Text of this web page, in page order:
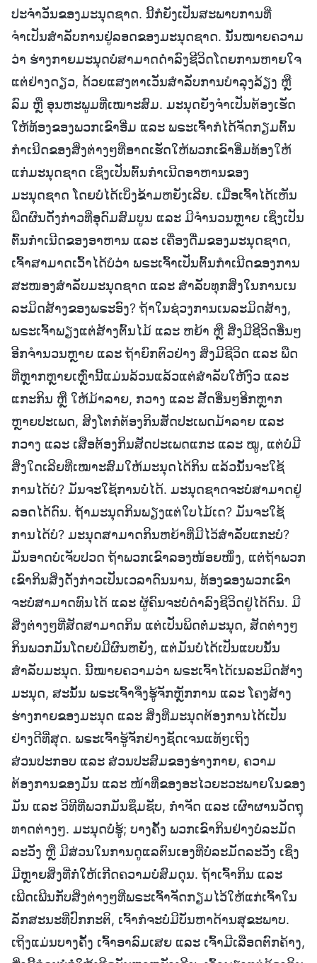
ປະຈຳວັນຂອງມະນຸດຊາດ. ນີ້ກໍຍັງເປັນສະພາບການທີ່
ຈຳເປັນສຳລັບການຢູ່ລອດຂອງມະນຸດຊາດ. ນັ້ນໝາຍຄວາມ
ວ່າ ຮ່າງກາຍມະນຸດບໍ່ສາມາດດຳລົງຊີວິດໂດຍການຫາຍໃຈ
ແຕ່ຢ່າງດຽວ, ດ້ວຍແສງຕາເວັນສຳລັບການບໍາລຸງລ້ຽງ ຫຼື
ລົມ ຫຼື ອຸນຫະພູມທີ່ເໝາະສົມ. ມະນຸດຍັງຈຳເປັນຕ້ອງເຮັດ
ໃຫ້ທ້ອງຂອງພວກເຂົາອີ່ມ ແລະ ພຣະເຈົ້າກໍໄດ້ຈັດກຽມຕົ້ນ
ກຳເນີດຂອງສິ່ງຕ່າງໆທີ່ອາດເຮັດໃຫ້ພວກເຂົາອີ່ມທ້ອງໃຫ້
ແກ່ມະນຸດຊາດ ເຊິ່ງເປັນຕົ້ນກຳເນີດອາຫານຂອງ
ມະນຸດຊາດ ໂດຍບໍ່ໄດ້ເບິ່ງຂ້າມຫຍັງເລີຍ. ເມື່ອເຈົ້າໄດ້ເຫັນ
ພືດຜົນດັງກ່າວທີ່ອຸດົມສົມບູນ ແລະ ມີຈໍານວນຫຼາຍ ເຊິ່ງເປັນ
ຕົ້ນກຳເນີດຂອງອາຫານ ແລະ ເຄື່ອງດື່ມຂອງມະນຸດຊາດ,
ເຈົ້າສາມາດເວົ້າໄດ້ບໍວ່າ ພຣະເຈົ້າເປັນຕົ້ນກຳເນີດຂອງການ
ສະໜອງສຳລັບມະນຸດຊາດ ແລະ ສຳລັບທຸກສິ່ງໃນການເນ
ລະມິດສ້າງຂອງພຣະອົງ? ຖ້າໃນຊ່ວງການເນລະມິດສ້າງ,
ພຣະເຈົ້າພຽງແຕ່ສ້າງຕົ້ນໄມ້ ແລະ ຫຍ້າ ຫຼື ສິ່ງມີຊີວິດອື່ນໆ
ອີກຈຳນວນຫຼາຍ ແລະ ຖ້າຍົກຕົວຢ່າງ ສິ່ງມີຊີວິດ ແລະ ພືດ
ທີ່ຫຼາກຫຼາຍເຫຼົ່ານີ້ແມ່ນລ້ວນແລ້ວແຕ່ສຳລັບໃຫ້ງົວ ແລະ
ແກະກິນ ຫຼື ໃຫ້ມ້າລາຍ, ກວາງ ແລະ ສັດອື່ນໆອີກຫຼາກ
ຫຼາຍປະເພດ, ສິງໂຕກໍຕ້ອງກິນສັດປະເພດມ້າລາຍ ແລະ
ກວາງ ແລະ ເສືອຕ້ອງກິນສັດປະເພດແກະ ແລະ ໝູ, ແຕ່ບໍ່ມີ
ສິ່ງໃດເລີຍທີ່ເໝາະສົມໃຫ້ມະນຸດໄດ້ກິນ ແລ້ວນັ້ນຈະໃຊ້
ການໄດ້ບໍ? ມັນຈະໃຊ້ການບໍ່ໄດ້. ມະນຸດຊາດຈະບໍ່ສາມາດຢູ່
ລອດໄດ້ດົນ. ຖ້າມະນຸດກິນພຽງແຕ່ໃບໄມ້ເດ? ມັນຈະໃຊ້
ການໄດ້ບໍ? ມະນຸດສາມາດກິນຫຍ້າທີ່ມີໄວ້ສຳລັບແກະບໍ?
ມັນອາດບໍ່ເຈັບປວດ ຖ້າພວກເຂົາລອງໜ້ອຍໜຶ່ງ, ແຕ່ຖ້າພວກ
ເຂົາກິນສິ່ງດັ່ງກ່າວເປັນເວລາດົນນານ, ທ້ອງຂອງພວກເຂົາ
ຈະບໍ່ສາມາດທົນໄດ້ ແລະ ຜູ້ຄົນຈະບໍ່ດຳລົງຊີວິດຢູ່ໄດ້ດົນ. ມີ
ສິ່ງຕ່າງໆທີ່ສັດສາມາດກິນ ແຕ່ເປັນພິດຕໍ່ມະນຸດ, ສັດຕ່າງໆ
ກິນພວກມັນໂດຍບໍ່ມີຜົນຫຍັງ, ແຕ່ມັນບໍ່ໄດ້ເປັນແບບນັ້ນ
ສຳລັບມະນຸດ. ນີ້ໝາຍຄວາມວ່າ ພຣະເຈົ້າໄດ້ເນລະມິດສ້າງ
ມະນຸດ, ສະນັ້ນ ພຣະເຈົ້າຈຶ່ງຮູ້ຈັກຫຼັກການ ແລະ ໂຄງສ້າງ
ຮ່າງກາຍຂອງມະນຸດ ແລະ ສິ່ງທີ່ມະນຸດຕ້ອງການໄດ້ເປັນ
ຢ່າງດີທີ່ສຸດ. ພຣະເຈົ້າຮູ້ຈັກຢ່າງຊັດເຈນແທ້ໆເຖິງ
ສ່ວນປະກອບ ແລະ ສ່ວນປະສົມຂອງຮ່າງກາຍ, ຄວາມ
ຕ້ອງການຂອງມັນ ແລະ ໜ້າທີ່ຂອງອະໄວຍະວະພາຍໃນຂອງ
ມັນ ແລະ ວິທີທີ່ພວກມັນຊຶມຊັບ, ກຳຈັດ ແລະ ເຜົາຜານວັດຖຸ
ທາດຕ່າງໆ. ມະນຸດບໍ່ຮູ້; ບາງຄັ້ງ ພວກເຂົາກິນຢ່າງບໍ່ລະມັດ
ລະວັງ ຫຼື ມີສ່ວນໃນການດູແລຕົນເອງທີ່ບໍ່ລະມັດລະວັງ ເຊິ່ງ
ມີຫຼາຍສິ່ງທີ່ກໍ່ໃຫ້ເກີດຄວາມບໍ່ສົມດຸນ. ຖ້າເຈົ້າກິນ ແລະ
ເພີດເພີນກັບສິ່ງຕ່າງໆທີ່ພຣະເຈົ້າຈັດກຽມໄວ້ໃຫ້ແກ່ເຈົ້າໃນ
ລັກສະນະທີ່ປົກກະຕິ, ເຈົ້າກໍຈະບໍ່ມີບັນຫາດ້ານສຸຂະພາບ.
ເຖິງແມ່ນບາງຄັ້ງ ເຈົ້າອາລົມເສຍ ແລະ ເຈົ້າມີເລືອດຕົກຄ້າງ,